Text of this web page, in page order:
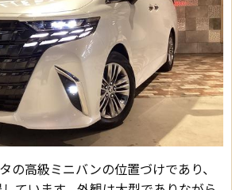
の高級ミニバンの位置づけであり、